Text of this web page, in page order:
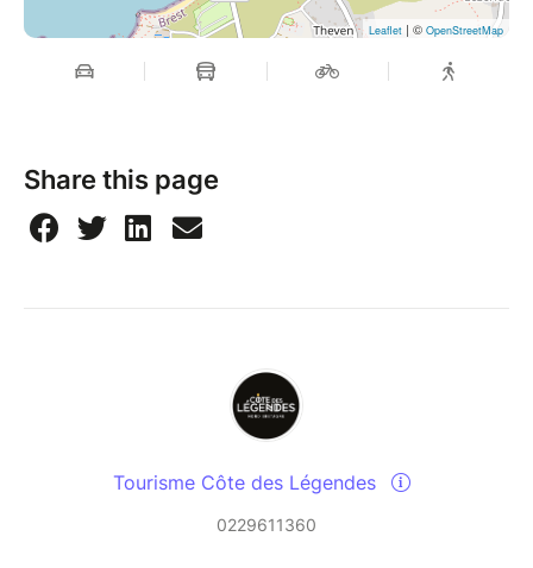
Leaflet | © OpenStreetMap
Share this page
Tourisme Côte des Légendes
0229611360